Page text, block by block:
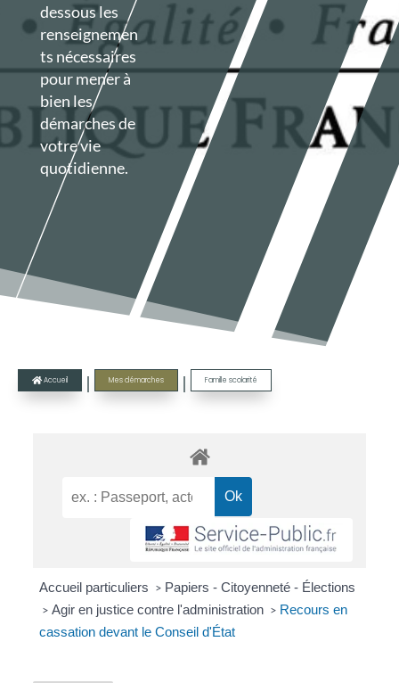
dessous les
renseignemen
ts nécessaires
pour mener à
bien les
démarches de
votre vie
quotidienne.
 Accueil | Mes démarches | Famille scolarité
Accueil particuliers > Papiers - Citoyenneté - Élections
> Agir en justice contre l'administration > Recours en
cassation devant le Conseil d'État